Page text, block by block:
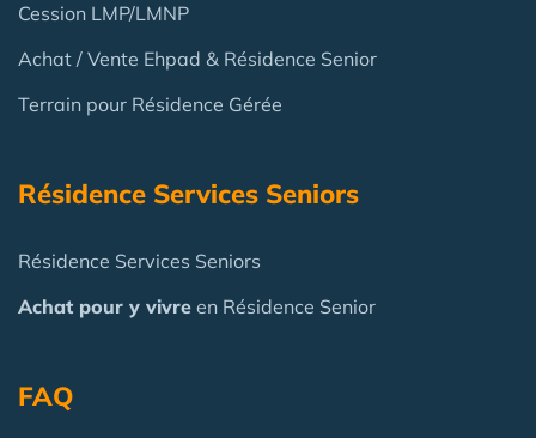
Cession LMP/LMNP
Achat / Vente Ehpad & Résidence Senior
Terrain pour Résidence Gérée
Résidence Services Seniors
Résidence Services Seniors
Achat pour y vivre en Résidence Senior
FAQ